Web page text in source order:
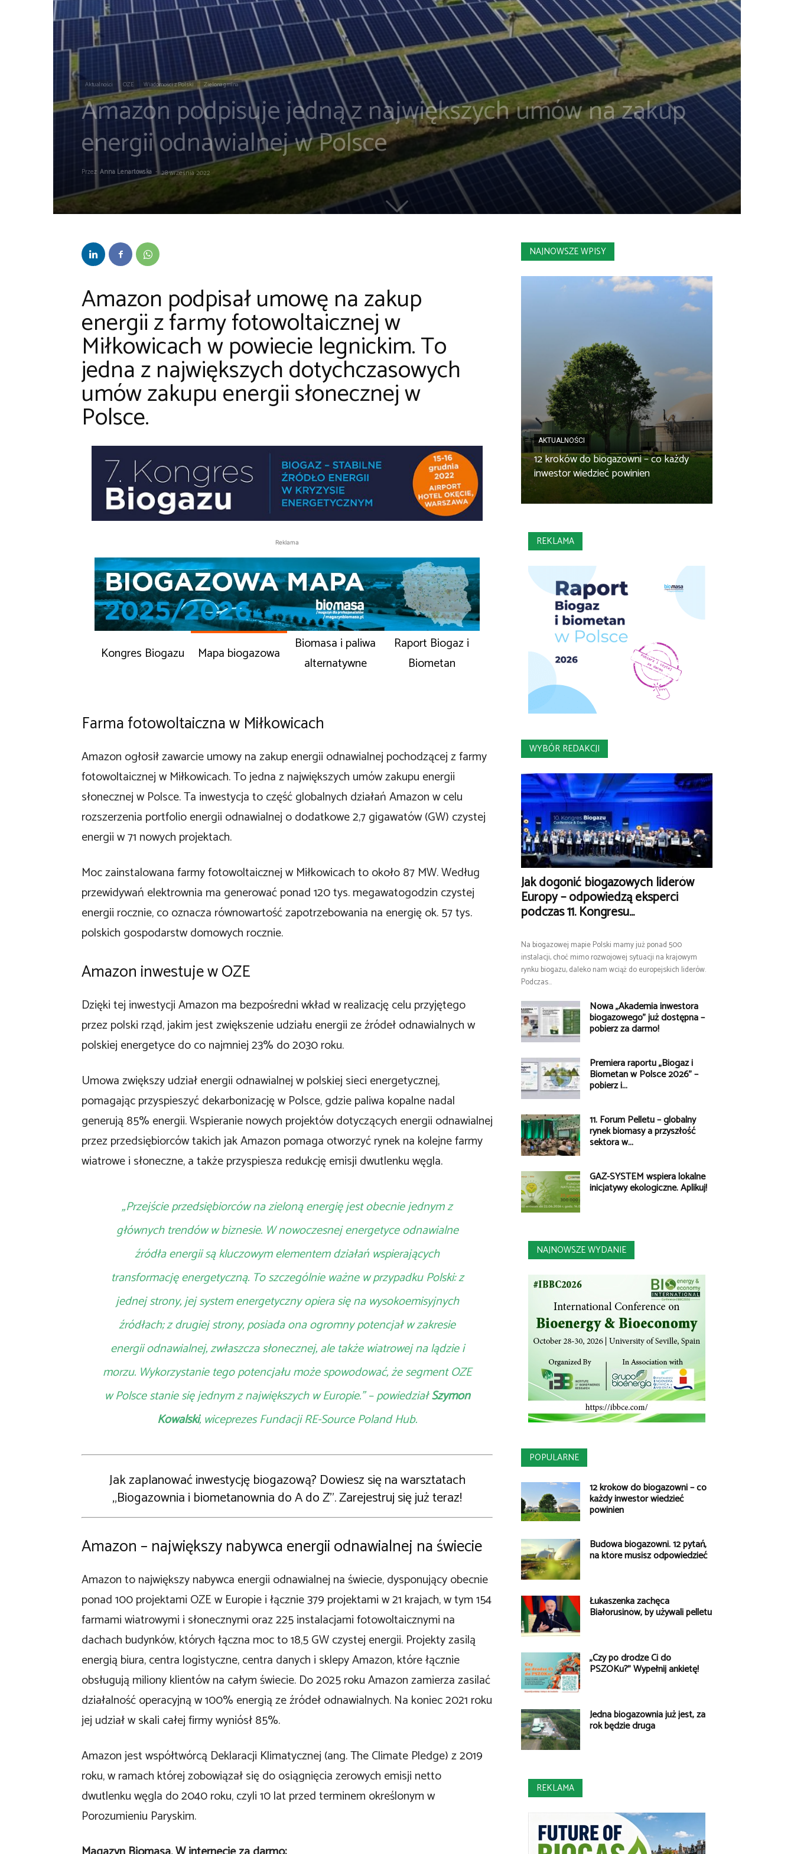
Aktualności OZE Wiadomości z Polski Zielona gmina
Amazon podpisuje jedną z największych umów na zakup
energii odnawialnej w Polsce
Przez Anna Lenartowska - 28 września 2022
Amazon podpisał umowę na zakup
energii z farmy fotowoltaicznej w
Miłkowicach w powiecie legnickim. To
jedna z największych dotychczasowych
umów zakupu energii słonecznej w
Polsce.
Reklama
Kongres Biogazu Mapa biogazowa
Biomasa i paliwa
alternatywne
Raport Biogaz i
Biometan
Farma fotowoltaiczna w Miłkowicach
Amazon ogłosił zawarcie umowy na zakup energii odnawialnej pochodzącej z farmy
fotowoltaicznej w Miłkowicach. To jedna z największych umów zakupu energii
słonecznej w Polsce. Ta inwestycja to część globalnych działań Amazon w celu
rozszerzenia portfolio energii odnawialnej o dodatkowe 2,7 gigawatów (GW) czystej
energii w 71 nowych projektach.
Moc zainstalowana farmy fotowoltaicznej w Miłkowicach to około 87 MW. Według
przewidywań elektrownia ma generować ponad 120 tys. megawatogodzin czystej
energii rocznie, co oznacza równowartość zapotrzebowania na energię ok. 57 tys.
polskich gospodarstw domowych rocznie.
Amazon inwestuje w OZE
Dzięki tej inwestycji Amazon ma bezpośredni wkład w realizację celu przyjętego
przez polski rząd, jakim jest zwiększenie udziału energii ze źródeł odnawialnych w
polskiej energetyce do co najmniej 23% do 2030 roku.
Umowa zwiększy udział energii odnawialnej w polskiej sieci energetycznej,
pomagając przyspieszyć dekarbonizację w Polsce, gdzie paliwa kopalne nadal
generują 85% energii. Wspieranie nowych projektów dotyczących energii odnawialnej
przez przedsiębiorców takich jak Amazon pomaga otworzyć rynek na kolejne farmy
wiatrowe i słoneczne, a także przyspiesza redukcję emisji dwutlenku węgla.
„Przejście przedsiębiorców na zieloną energię jest obecnie jednym z
głównych trendów w biznesie. W nowoczesnej energetyce odnawialne
źródła energii są kluczowym elementem działań wspierających
transformację energetyczną. To szczególnie ważne w przypadku Polski: z
jednej strony, jej system energetyczny opiera się na wysokoemisyjnych
źródłach; z drugiej strony, posiada ona ogromny potencjał w zakresie
energii odnawialnej, zwłaszcza słonecznej, ale także wiatrowej na lądzie i
morzu. Wykorzystanie tego potencjału może spowodować, że segment OZE
w Polsce stanie się jednym z największych w Europie.” – powiedziałSzymon
Kowalski, wiceprezes Fundacji RE-Source Poland Hub.
Jak zaplanować inwestycję biogazową? Dowiesz się na warsztatach
„Biogazownia i biometanownia do A do Z”. Zarejestruj się już teraz!
Amazon – największy nabywca energii odnawialnej na świecie
Amazon to największy nabywca energii odnawialnej na świecie, dysponujący obecnie
ponad 100 projektami OZE w Europie i łącznie 379 projektami w 21 krajach, w tym 154
farmami wiatrowymi i słonecznymi oraz 225 instalacjami fotowoltaicznymi na
dachach budynków, których łączna moc to 18,5 GW czystej energii. Projekty zasilą
energią biura, centra logistyczne, centra danych i sklepy Amazon, które łącznie
obsługują miliony klientów na całym świecie. Do 2025 roku Amazon zamierza zasilać
działalność operacyjną w 100% energią ze źródeł odnawialnych. Na koniec 2021 roku
jej udział w skali całej firmy wyniósł 85%.
Amazon jest współtwórcą Deklaracji Klimatycznej (ang. The Climate Pledge) z 2019
roku, w ramach której zobowiązał się do osiągnięcia zerowych emisji netto
dwutlenku węgla do 2040 roku, czyli 10 lat przed terminem określonym w
Porozumieniu Paryskim.
NAJNOWSZE WPISY
AKTUALNOŚCI
12 kroków do biogazowni – co każdy
inwestor wiedzieć powinien
REKLAMA
WYBÓR REDAKCJI
Jak dogonić biogazowych liderów
Europy – odpowiedzą eksperci
podczas 11. Kongresu...
Na biogazowej mapie Polski mamy już ponad 500
instalacji, choć mimo rozwojowej sytuacji na krajowym
rynku biogazu, daleko nam wciąż do europejskich liderów.
Podczas...
Nowa „Akademia inwestora
biogazowego” już dostępna –
pobierz za darmo!
Premiera raportu „Biogaz i
Biometan w Polsce 2026” –
pobierz i...
11. Forum Pelletu – globalny
rynek biomasy a przyszłość
sektora w...
GAZ-SYSTEM wspiera lokalne
inicjatywy ekologiczne. Aplikuj!
NAJNOWSZE WYDANIE
POPULARNE
12 kroków do biogazowni – co
każdy inwestor wiedzieć
powinien
Budowa biogazowni. 12 pytań,
na które musisz odpowiedzieć
Łukaszenka zachęca
Białorusinów, by używali pelletu
„Czy po drodze Ci do
PSZOKu?” Wypełnij ankietę!
Jedna biogazownia już jest, za
rok będzie druga
REKLAMA